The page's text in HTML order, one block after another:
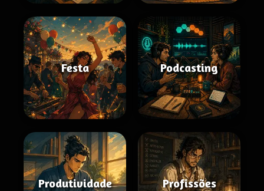
Festa Podcasting
Produtividade Profissões